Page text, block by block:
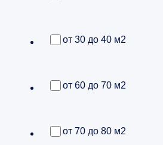
от 30 до 40 м2
от 60 до 70 м2
от 70 до 80 м2